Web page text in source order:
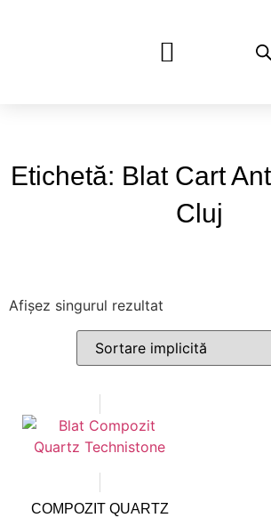
Etichetă: Blat Cart
Cluj
Afișez singurul rezultat
COMPOZIT QUARTZ